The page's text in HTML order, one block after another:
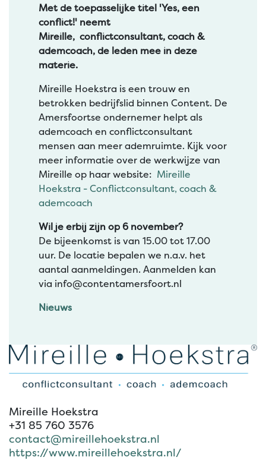
Met de toepasselijke titel 'Yes, een
conflict!' neemt
Mireille, conflictconsultant, coach &
ademcoach, de leden mee in deze
materie.
Mireille Hoekstra is een trouw en
betrokken bedrijfslid binnen Content. De
Amersfoortse ondernemer helpt als
ademcoach en conflictconsultant
mensen aan meer ademruimte. Kijk voor
meer informatie over de werkwijze van
Mireille op haar website: Mireille
Hoekstra - Conflictconsultant, coach &
ademcoach
Wil je erbij zijn op 6 november?
De bijeenkomst is van 15.00 tot 17.00
uur. De locatie bepalen we n.a.v. het
aantal aanmeldingen. Aanmelden kan
via info@contentamersfoort.nl
Nieuws
Mireille Hoekstra
+31 85 760 3576
contact@mireillehoekstra.nl
https://www.mireillehoekstra.nl/